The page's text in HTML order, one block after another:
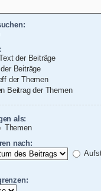
der Beiträge
Beiträge
der Themen
Beitrag der Themen
als:
Themen
nach: